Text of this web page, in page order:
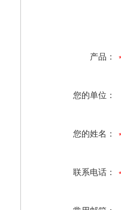
产品：
您的单位：
您的姓名：
联系电话：